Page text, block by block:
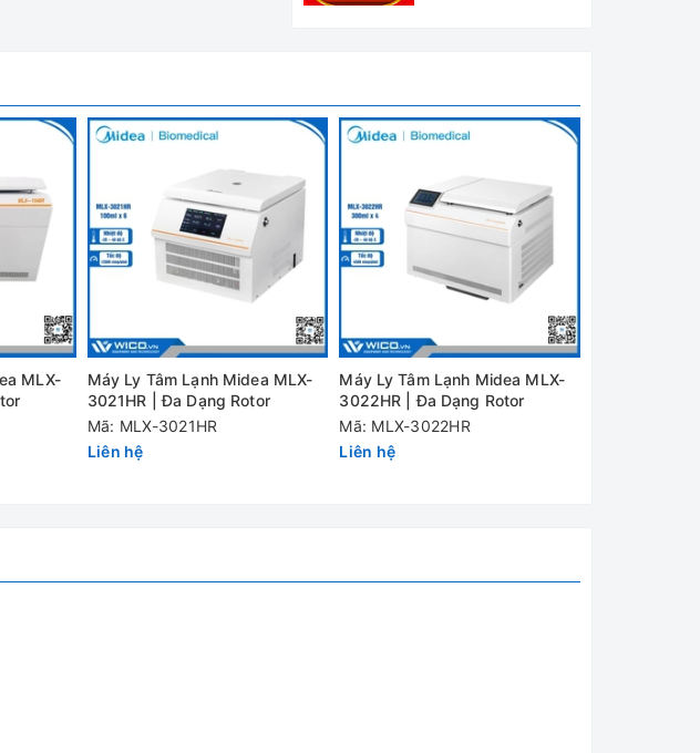
tối đa 12000 vòng/ phút.
dàng.
MLX-
Máy Ly Tâm Lạnh Midea MLX-
3021HR | Đa Dạng Rotor
Mã: MLX-3021HR
Liên hệ
Máy Ly Tâm Lạnh Midea MLX-
3022HR | Đa Dạng Rotor
Mã: MLX-3022HR
Liên hệ